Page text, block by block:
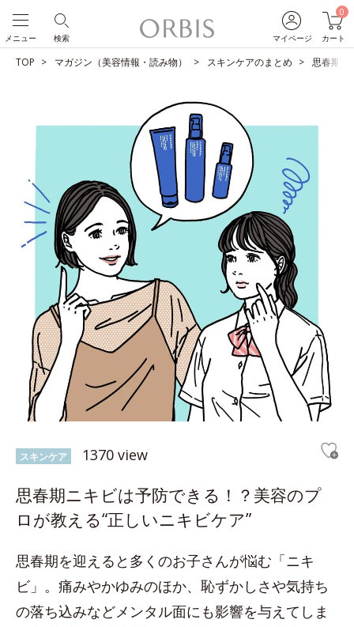
マイページ
0
カート
検索
メニュー
TOP マガジン（美容情報・読み物） スキンケアのまとめ 思春期ニ
スキンケア 1370 view
思春期ニキビは予防できる！？美容のプ
ロが教える“正しいニキビケア”
思春期を迎えると多くのお子さんが悩む「ニキ
ビ」。痛みやかゆみのほか、恥ずかしさや気持ち
の落ち込みなどメンタル面にも影響を与えてしま